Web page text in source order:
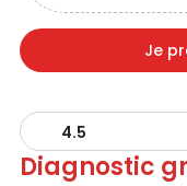
Je
4.5
Diagnostic